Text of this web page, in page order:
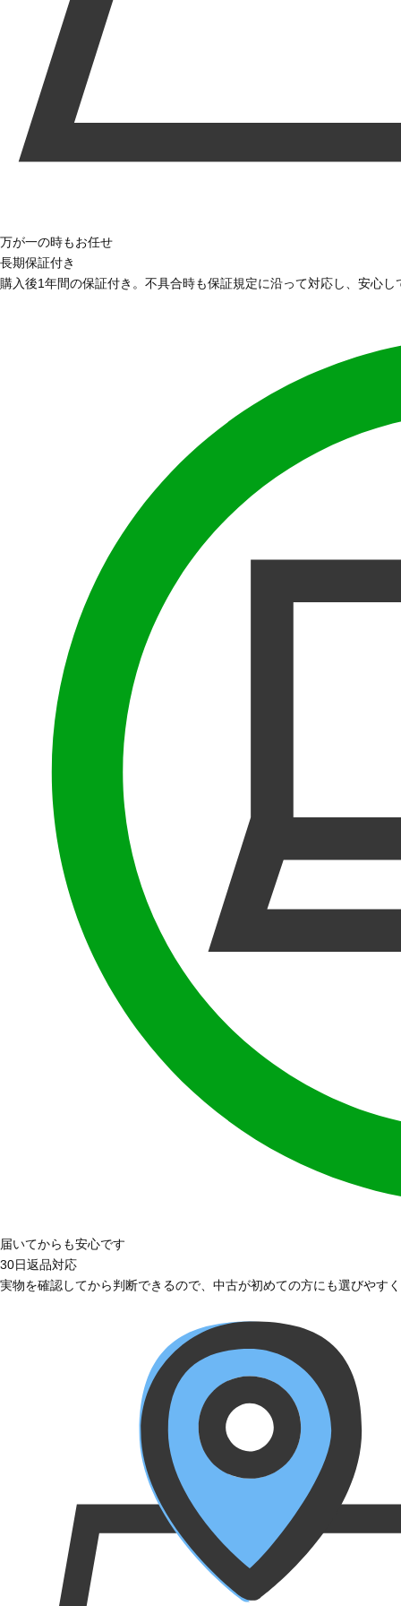
万が一の時もお任せ
長期保証付き
購入後1年間の保証付き。不具合時も保証規定に沿って対応し、安心
届いてからも安心です
30日返品対応
実物を確認してから判断できるので、中古が初めての方にも選びやす